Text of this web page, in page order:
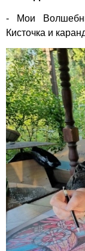
- Мои
Кисточка и